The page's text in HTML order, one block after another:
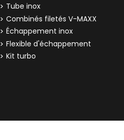
Tube inox
Combinés filetés V-MAXX
Échappement inox
Flexible d'échappement
Kit turbo